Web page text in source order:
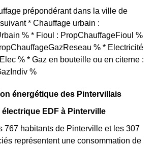
prépondérant dans la ville de
* Chauffage urbain :
% * Fioul : PropChauffageFioul %
% * Electricité
% * Gaz en bouteille ou en citerne :
%
énergétique des Pintervillais
EDF à Pinterville
767 habitants de Pinterville et les 307
représentent une consommation de